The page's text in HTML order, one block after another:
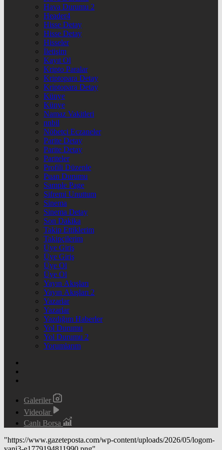
Hava Durumu 2
Header4
Hisse Detay
Hisse Detay
Hisseler
İletişim
Kayıt Ol
Kripto Paralar
Kriptopara Detay
Kriptopara Detay
Künye
Künye
Namaz Vakitleri
nnbil
Nöbetçi Eczaneler
Parite Detay
Parite Detay
Pariteler
Profili Düzenle
Puan Durumu
Sample Page
Şifremi Unuttum
Sinema
Sinema Detay
Son Dakika
Takip Ettiklerim
Takipçilerim
Üye Giriş
Üye Giriş
Üye Ol
Üye Ol
Yayın Akışları
Yayın Akışları 2
Yazarlar
Yazarlar
Yazdığım Haberler
Yol Durumu
Yol Durumu 2
Yorumlarım
Galeriler
Videolar
Canlı Borsa
"https://www.gazeteposta.com/wp-content/uploads/2026/05/logom-